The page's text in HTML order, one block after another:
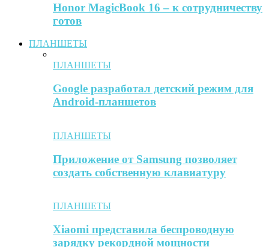
Honor MagicBook 16 – к сотрудничеству
готов
ПЛАНШЕТЫ
ПЛАНШЕТЫ
Google разработал детский режим для
Android-планшетов
ПЛАНШЕТЫ
Приложение от Samsung позволяет
создать собственную клавиатуру
ПЛАНШЕТЫ
Xiaomi представила беспроводную
зарядку рекордной мощности